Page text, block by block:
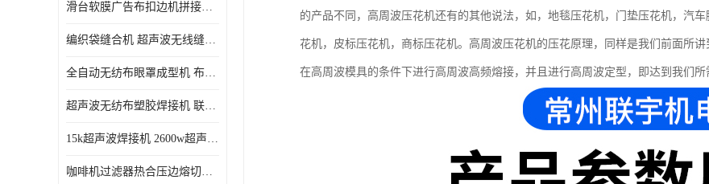
滑台软膜广告布扣边机拼接机用于焊接热合拼接作用
编织袋缝合机 超声波无线缝合机 厂家现货供应
全自动无纺布眼罩成型机 布料海绵眼罩热合切边机
超声波无纺布塑胶焊接机 联宇制造
15k超声波焊接机 2600w超声波焊接机 联宇制造
咖啡机过滤器热合压边熔切机 超声波无纺布喷胶棉热合机
的产品不同，高周波压花机还有的其他说法，如，地毯压花机，门垫压花机，汽
花机，皮标压花机，商标压花机。高周波压花机的压花原理，同样是我们前面所
在高周波模具的条件下进行高周波高频熔接，并且进行高周波定型，即达到我们所